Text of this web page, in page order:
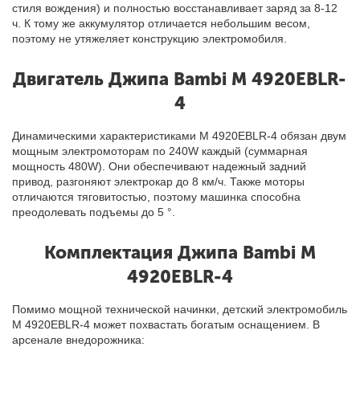
стиля вождения) и полностью восстанавливает заряд за 8-12
ч. К тому же аккумулятор отличается небольшим весом,
поэтому не утяжеляет конструкцию электромобиля.
Двигатель Джипа Bambi M 4920EBLR-
4
Динамическими характеристиками M 4920EBLR-4 обязан двум
мощным электромоторам по 240W каждый (суммарная
мощность 480W). Они обеспечивают надежный задний
привод, разгоняют электрокар до 8 км/ч. Также моторы
отличаются тяговитостью, поэтому машинка способна
преодолевать подъемы до 5 °
Комплектация Джипа Bambi M
4920EBLR-4
Помимо мощной технической начинки, детский электромобиль
M 4920EBLR-4 может похвастать богатым оснащением. В
арсенале внедорожника: